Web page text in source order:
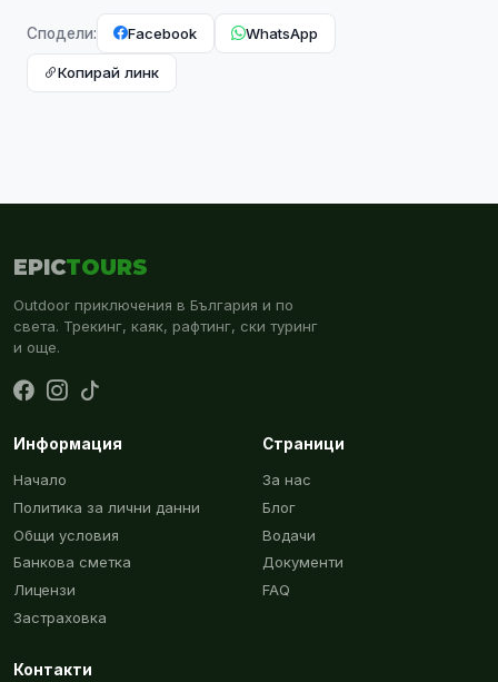
Сподели: Facebook WhatsApp
Копирай линк
EPICTOURS
Outdoor приключения в България и по
света. Трекинг, каяк, рафтинг, ски туринг
и още.
Информация
Начало
Политика за лични данни
Общи условия
Банкова сметка
Лицензи
Застраховка
Страници
За нас
Блог
Водачи
Документи
FAQ
Контакти